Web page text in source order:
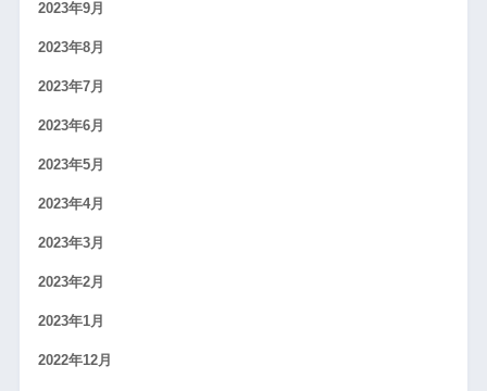
2023年9月
2023年8月
2023年7月
2023年6月
2023年5月
2023年4月
2023年3月
2023年2月
2023年1月
2022年12月